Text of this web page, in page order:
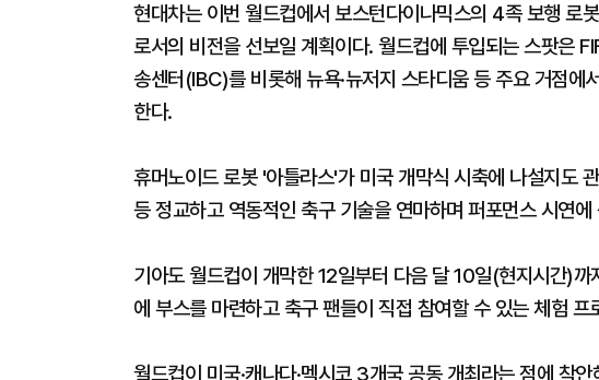
현대차는 이번 월드컵에서 보스턴다이나믹스의 4족 보행
로서의 비전을 선보일 계획이다. 월드컵에 투입되는 스팟은
송센터(IBC)를 비롯해 뉴욕·뉴저지 스타디움 등 주요 거점에
한다.
휴머노이드 로봇 '아틀라스'가 미국 개막식 시축에 나설지도
등 정교하고 역동적인 축구 기술을 연마하며 퍼포먼스 시연에
기아도 월드컵이 개막한 12일부터 다음 달 10일(현지시간)
에 부스를 마련하고 축구 팬들이 직접 참여할 수 있는 체험 프
월드컵이 미국·캐나다·멕시코 3개국 공동 개최라는 점에 착